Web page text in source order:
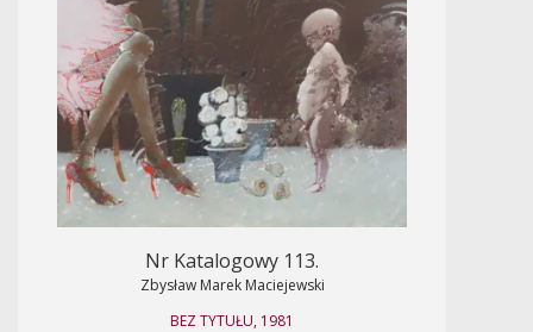
Nr Katalogowy 113.
Zbysław Marek Maciejewski
BEZ TYTUŁU, 1981